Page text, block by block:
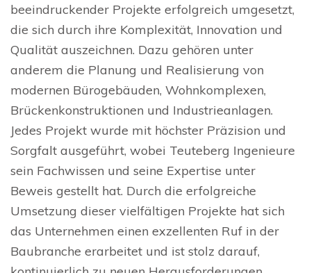
beeindruckender Projekte erfolgreich umgesetzt,
die sich durch ihre Komplexität, Innovation und
Qualität auszeichnen. Dazu gehören unter
anderem die Planung und Realisierung von
modernen Bürogebäuden, Wohnkomplexen,
Brückenkonstruktionen und Industrieanlagen.
Jedes Projekt wurde mit höchster Präzision und
Sorgfalt ausgeführt, wobei Teuteberg Ingenieure
sein Fachwissen und seine Expertise unter
Beweis gestellt hat. Durch die erfolgreiche
Umsetzung dieser vielfältigen Projekte hat sich
das Unternehmen einen exzellenten Ruf in der
Baubranche erarbeitet und ist stolz darauf,